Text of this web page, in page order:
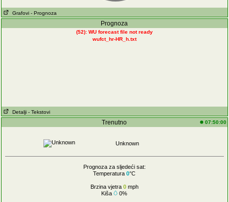
Grafovi - Prognoza
Prognoza
(52): WU forecast file not ready
wufct_hr-HR_h.txt
Detalji - Tekstovi
Trenutno 07:50:00
Unknown
Prognoza za sljedeći sat:
Temperatura0°C
Brzina vjetra 0mph
Kiša
0%